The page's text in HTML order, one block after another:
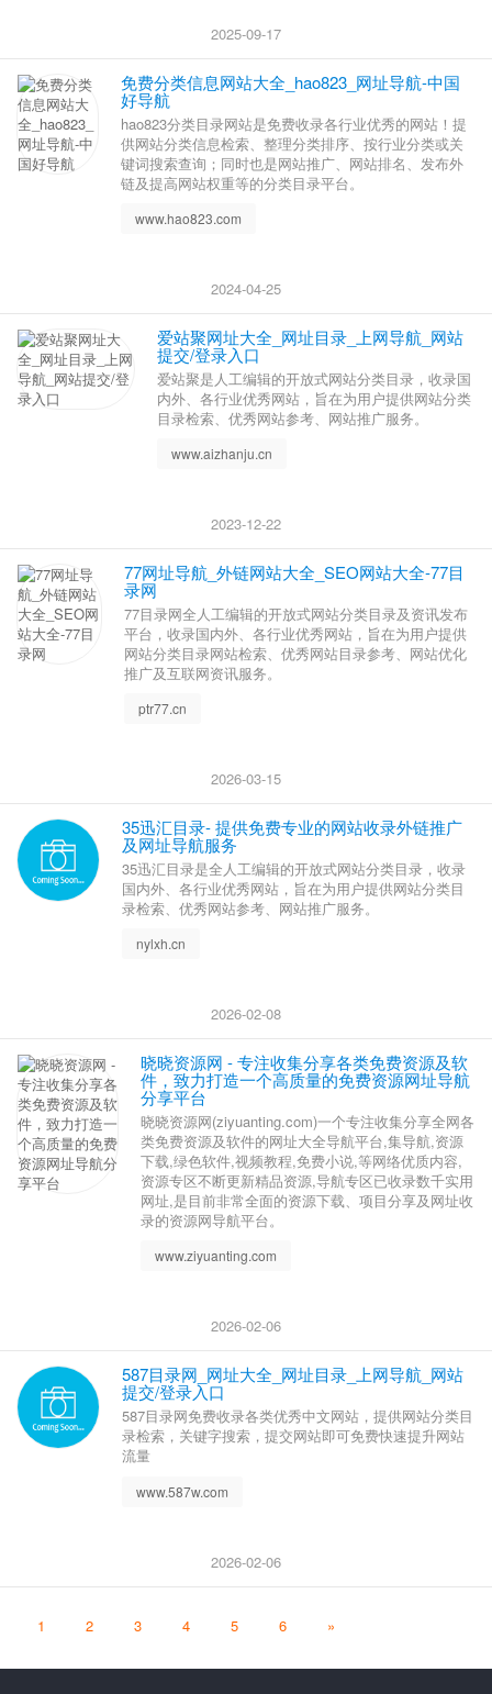
2025-09-17
免费分类信息网站大全_hao823_网址导航-中国
好导航
hao823分类目录网站是免费收录各行业优秀的网站！提
供网站分类信息检索、整理分类排序、按行业分类或关
键词搜索查询；同时也是网站推广、网站排名、发布外
链及提高网站权重等的分类目录平台。
www.hao823.com
2024-04-25
爱站聚网址大全_网址目录_上网导航_网站
提交/登录入口
爱站聚是人工编辑的开放式网站分类目录，收录国
内外、各行业优秀网站，旨在为用户提供网站分类
目录检索、优秀网站参考、网站推广服务。
www.aizhanju.cn
2023-12-22
77网址导航_外链网站大全_SEO网站大全-77目
录网
77目录网全人工编辑的开放式网站分类目录及资讯发布
平台，收录国内外、各行业优秀网站，旨在为用户提供
网站分类目录网站检索、优秀网站目录参考、网站优化
推广及互联网资讯服务。
ptr77.cn
2026-03-15
‌35迅汇目录- 提供免费专业的网站收录外链推广
及网址导航服务
‌35迅汇目录是全人工编辑的开放式网站分类目录，收录
国内外、各行业优秀网站，旨在为用户提供网站分类目
录检索、优秀网站参考、网站推广服务。
nylxh.cn
2026-02-08
晓晓资源网 - 专注收集分享各类免费资源及软
件，致力打造一个高质量的免费资源网址导航
分享平台
晓晓资源网(ziyuanting.com)一个专注收集分享全网各
类免费资源及软件的网址大全导航平台,集导航,资源
下载,绿色软件,视频教程,免费小说,等网络优质内容,
资源专区不断更新精品资源,导航专区已收录数千实用
网址,是目前非常全面的资源下载、项目分享及网址收
录的资源网导航平台。
www.ziyuanting.com
2026-02-06
587目录网_网址大全_网址目录_上网导航_网站
提交/登录入口
587目录网免费收录各类优秀中文网站，提供网站分类目
录检索，关键字搜索，提交网站即可免费快速提升网站
流量
www.587w.com
2026-02-06
1 2 3 4 5 6 »